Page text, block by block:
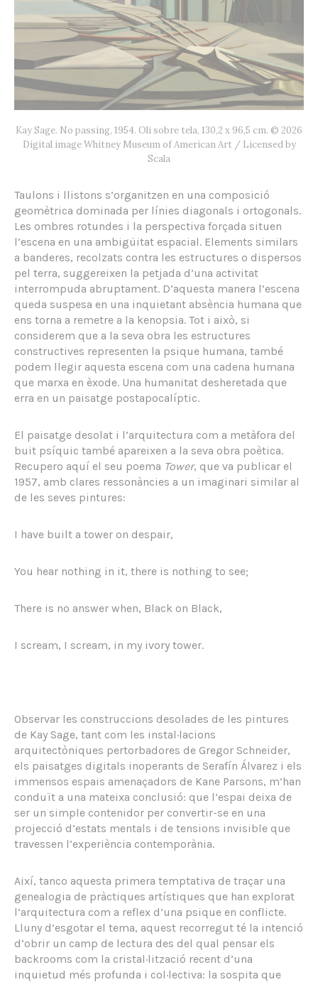
Kay Sage. No passing, 1954. Oli sobre tela, 130,2 x 96,5 cm. © 2026
Digital image Whitney Museum of American Art / Licensed by
Scala
Taulons i llistons s’organitzen en una composició
geomètrica dominada per línies diagonals i ortogonals.
Les ombres rotundes i la perspectiva forçada situen
l’escena en una ambigüitat espacial. Elements similars
a banderes, recolzats contra les estructures o dispersos
pel terra, suggereixen la petjada d’una activitat
interrompuda abruptament. D’aquesta manera l’escena
queda suspesa en una inquietant absència humana que
ens torna a remetre a la kenopsia. Tot i això, si
considerem que a la seva obra les estructures
constructives representen la psique humana, també
podem llegir aquesta escena com una cadena humana
que marxa en èxode. Una humanitat desheretada que
erra en un paisatge postapocalíptic.
El paisatge desolat i l’arquitectura com a metàfora del
buit psíquic també apareixen a la seva obra poètica.
Recupero aquí el seu poema Tower, que va publicar el
1957, amb clares ressonàncies a un imaginari similar al
de les seves pintures:
I have built a tower on despair,
You hear nothing in it, there is nothing to see;
There is no answer when, Black on Black,
I scream, I scream, in my ivory tower.
Observar les construccions desolades de les pintures
de Kay Sage, tant com les instal·lacions
arquitectòniques pertorbadores de Gregor Schneider,
els paisatges digitals inoperants de Serafín Álvarez i els
immensos espais amenaçadors de Kane Parsons, m’han
conduït a una mateixa conclusió: que l’espai deixa de
ser un simple contenidor per convertir-se en una
projecció d’estats mentals i de tensions invisible que
travessen l’experiència contemporània.
Així, tanco aquesta primera temptativa de traçar una
genealogia de pràctiques artístiques que han explorat
l’arquitectura com a reflex d’una psique en conflicte.
Lluny d’esgotar el tema, aquest recorregut té la intenció
d’obrir un camp de lectura des del qual pensar els
backrooms com la cristal·lització recent d’una
inquietud més profunda i col·lectiva: la sospita que